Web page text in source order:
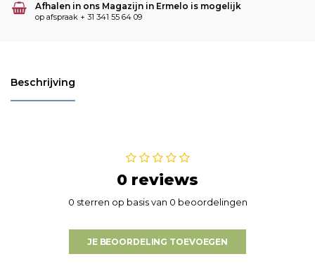
Afhalen in ons Magazijn in Ermelo is mogelijk
op afspraak + 31 341 55 64 09
Beschrijving
0 reviews
0 sterren op basis van 0 beoordelingen
JE BEOORDELING TOEVOEGEN